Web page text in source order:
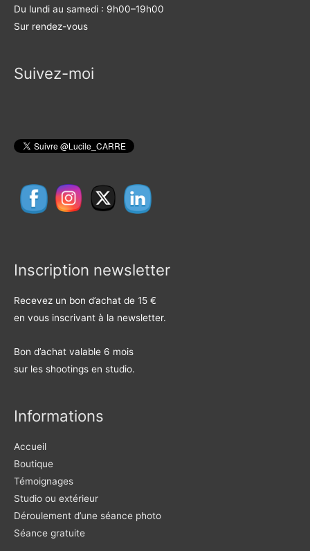
Du lundi au samedi : 9h00–19h00
Sur rendez-vous
Suivez-moi
Inscription newsletter
Recevez un bon d’achat de 15 €
en vous inscrivant à la newsletter.
Bon d’achat valable 6 mois
sur les shootings en studio.
Informations
Accueil
Boutique
Témoignages
Studio ou extérieur
Déroulement d’une séance photo
Séance gratuite